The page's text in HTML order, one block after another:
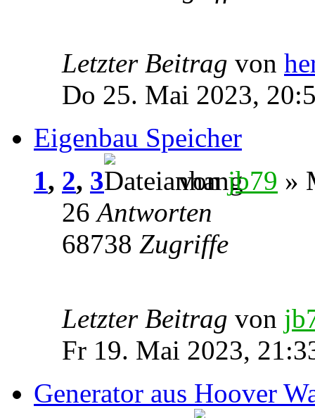
Letzter Beitrag von
Do 25. Mai 2023,
Eigenbau Speicher
1, 2, 3 vonjb79 »
26Antworten
68738 Zugriffe
Letzter Beitrag von
Fr 19. Mai 2023,
Generator aus Hoover